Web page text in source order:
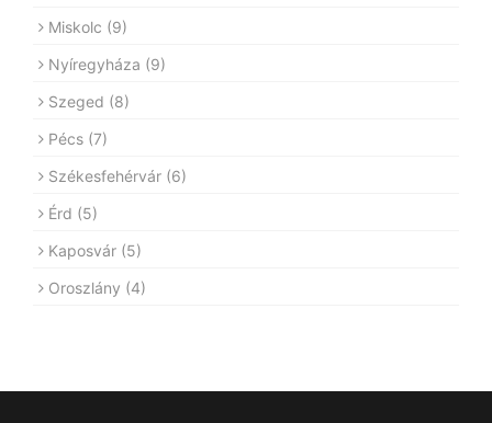
Miskolc (9)
Nyíregyháza (9)
Szeged (8)
Pécs (7)
Székesfehérvár (6)
Érd (5)
Kaposvár (5)
Oroszlány (4)